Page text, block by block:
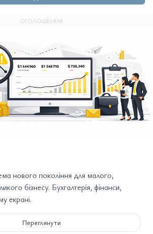
ОГОЛОШЕННЯ
нового покоління для малого,
бізнесу. Бухгалтерія, фінанси,
екрані.
Переглянути